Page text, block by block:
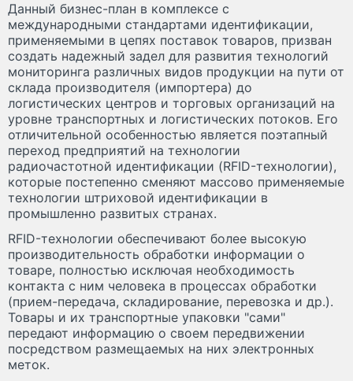
Данный бизнес-план в комплексе с
международными стандартами идентификации,
применяемыми в цепях поставок товаров, призван
создать надежный задел для развития технологий
мониторинга различных видов продукции на пути от
склада производителя (импортера) до
логистических центров и торговых организаций на
уровне транспортных и логистических потоков. Его
отличительной особенностью является поэтапный
переход предприятий на технологии
радиочастотной идентификации (RFID-технологии),
которые постепенно сменяют массово применяемые
технологии штриховой идентификации в
промышленно развитых странах.
RFID-технологии обеспечивают более высокую
производительность обработки информации о
товаре, полностью исключая необходимость
контакта с ним человека в процессах обработки
(прием-передача, складирование, перевозка и др.).
Товары и их транспортные упаковки "сами"
передают информацию о своем передвижении
посредством размещаемых на них электронных
меток.